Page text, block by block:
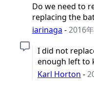
Do we need to
replacing the
iarinaga -2016
I did not
enough left to
Karl Horton -